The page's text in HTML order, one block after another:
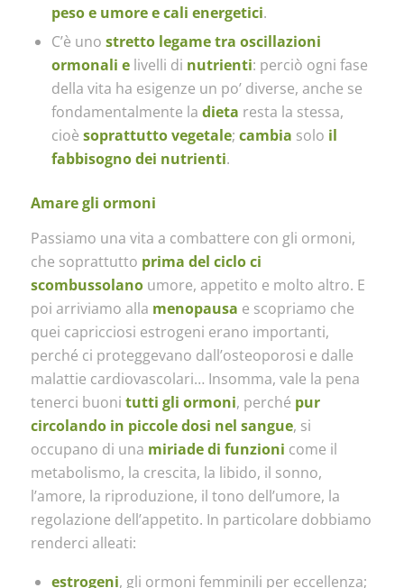
peso e umore e cali energetici.
C’è uno stretto legame tra oscillazioni
ormonali elivelli di nutrienti: perciò ogni fase
della vita ha esigenze un po’ diverse, anche se
fondamentalmente la dieta resta la stessa,
cioè soprattutto vegetale; cambia solo il
fabbisogno dei nutrienti.
Amare gli ormoni
Passiamo una vita a combattere con gli ormoni,
che soprattutto prima del ciclo ci
scombussolanoumore, appetito e molto altro. E
poi arriviamo alla menopausa e scopriamo che
quei capricciosi estrogeni erano importanti,
perché ci proteggevano dall’osteoporosi e dalle
malattie cardiovascolari… Insomma, vale la pena
tenerci buoni tutti gli ormoni, perché pur
circolando in piccole dosi nel sangue, si
occupano di una miriade di funzioni come il
metabolismo, la crescita, la libido, il sonno,
l’amore, la riproduzione, il tono dell’umore, la
regolazione dell’appetito. In particolare dobbiamo
renderci alleati:
estrogeni, gli ormoni femminili per eccellenza;